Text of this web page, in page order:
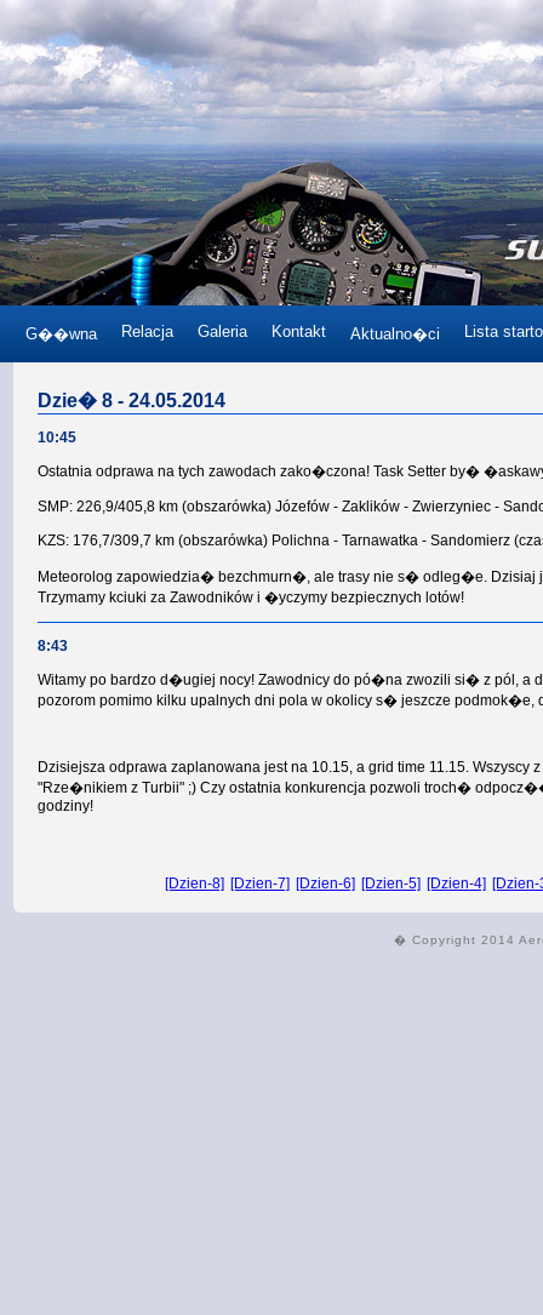
G��wna Relacja Galeria Kontakt Aktualno�ci Lista
Dzie� 8 - 24.05.2014
10:45
Ostatnia odprawa na tych zawodach zako�czona! Task Setter by�
SMP: 226,9/405,8 km (obszarówka) Józefów - Zaklików - Zwierzyniec -
KZS: 176,7/309,7 km (obszarówka) Polichna - Tarnawatka - Sandomierz
Meteorolog zapowiedzia� bezchmurn�, ale trasy nie s� odleg�e.
Trzymamy kciuki za Zawodników i �yczymy bezpiecznych lotów!
8:43
Witamy po bardzo d�ugiej nocy! Zawodnicy do pó�na zwozili si� z pól,
pozorom pomimo kilku upalnych dni pola w okolicy s� jeszcze
Dzisiejsza odprawa zaplanowana jest na 10.15, a grid time 11.15.
"Rze�nikiem z Turbii" ;) Czy ostatnia konkurencja pozwoli troch�
godziny!
[Dzien-8] [Dzien-7] [Dzien-6] [Dzien-5] [Dzien-4] [Dzien-
� Copyright 2014